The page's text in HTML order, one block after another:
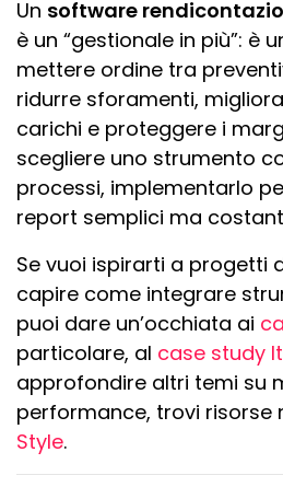
Un software
è un “gestionale in più”: è
mettere ordine tra
ridurre sforamenti,
carichi e proteggere i
scegliere uno strumento
processi, implementarlo
report semplici ma
Se vuoi ispirarti a progetti
capire come integrare
puoi dare un’occhiata ai
particolare, al case study
approfondire altri temi su
performance, trovi risorse
Style.